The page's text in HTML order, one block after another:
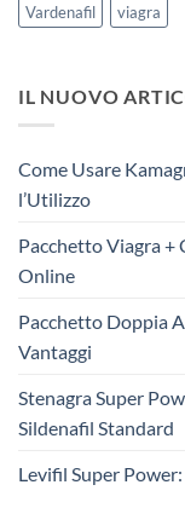
Vardenafil
viagra
IL NUOVO
Come Usare
l’Utilizzo
Pacchetto Viagra +
Online
Pacchetto Doppia
Vantaggi
Stenagra Super
Sildenafil Standard
Levifil Super